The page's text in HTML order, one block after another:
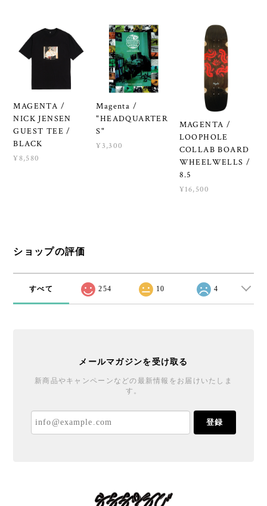
MAGENTA /
NICK JENSEN
GUEST TEE /
BLACK
¥8,580
Magenta /
"HEADQUARTER
S"
¥3,300
MAGENTA /
LOOPHOLE
COLLAB BOARD
WHEELWELLS /
8.5
¥16,500
ショップの評価
すべて 254 10 4
メールマガジンを受け取る
新商品やキャンペーンなどの最新情報をお届けいたしま
す。
登録